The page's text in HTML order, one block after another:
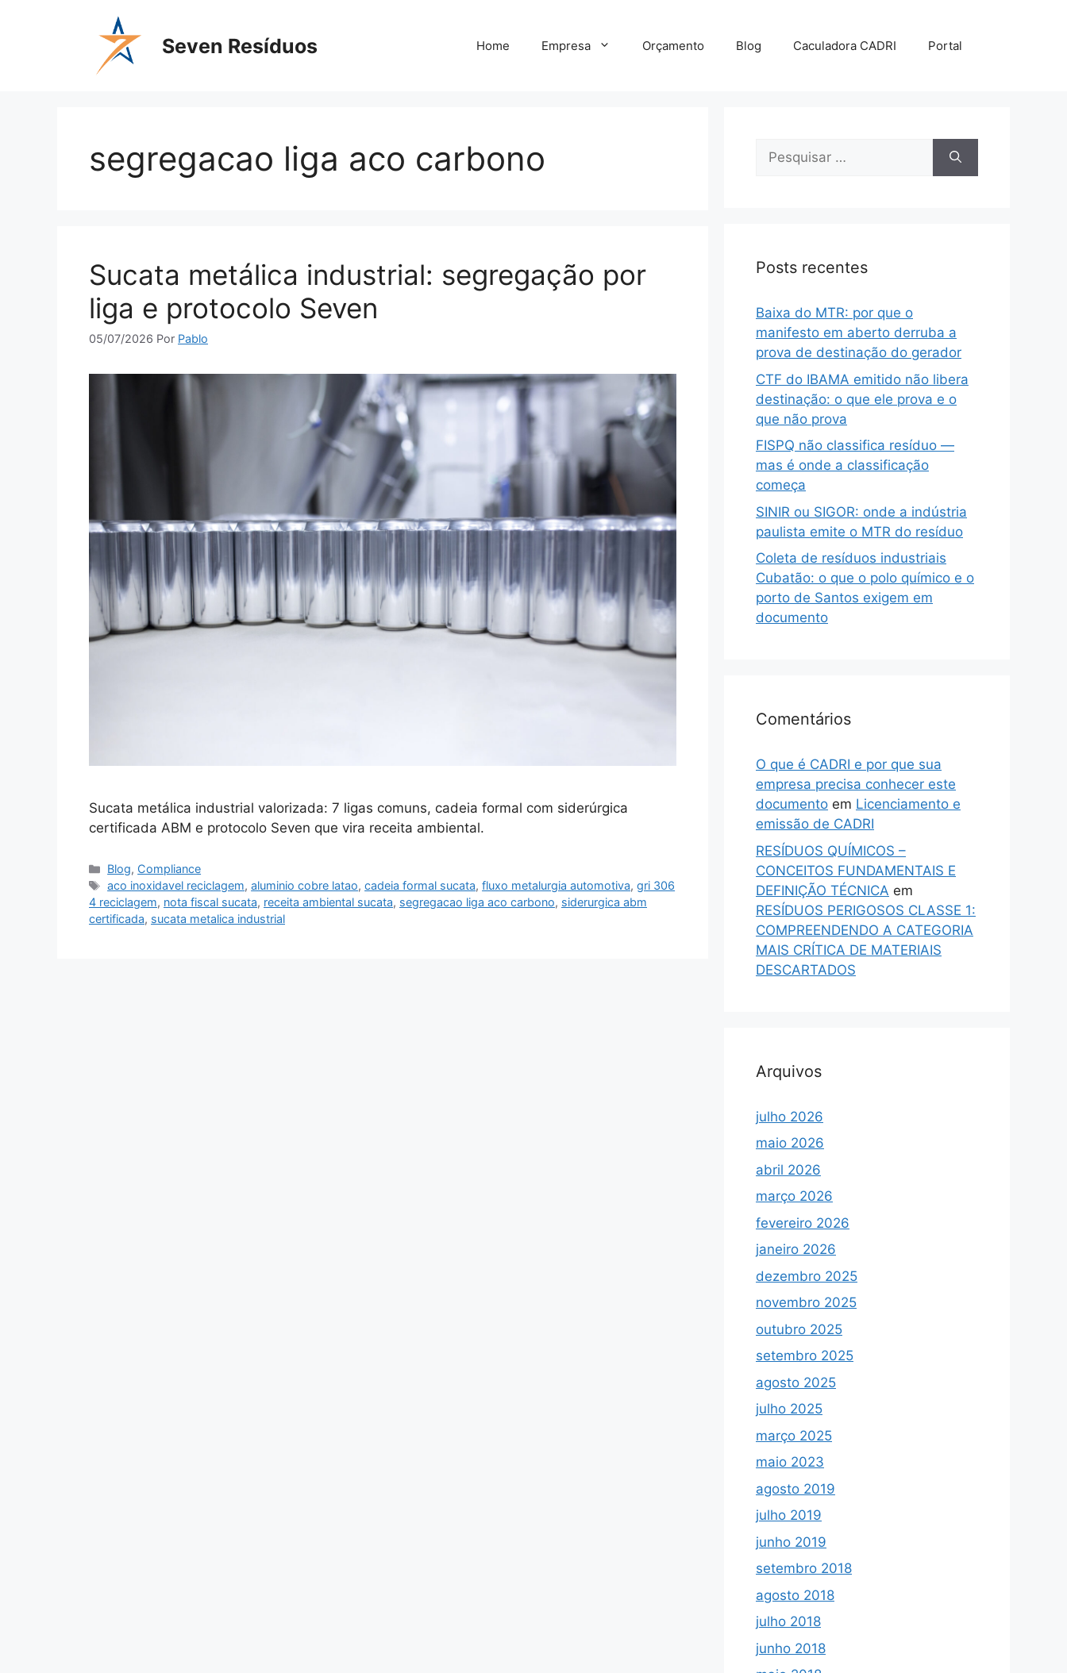
Seven Resíduos Home Empresa Orçamento Blog Caculadora CADRI Portal
segregacao liga aco carbono
Sucata metálica industrial: segregação por
liga e protocolo Seven
05/07/2026 Por Pablo
Sucata metálica industrial valorizada: 7 ligas comuns, cadeia formal com siderúrgica
certificada ABM e protocolo Seven que vira receita ambiental.
Blog, Compliance
aco inoxidavel reciclagem,aluminio cobre latao,cadeia formal sucata,fluxo metalurgia automotiva,gri 306
4 reciclagem, nota fiscal sucata, receita ambiental sucata, segregacao liga aco carbono, siderurgica abm
certificada, sucata metalica industrial
Posts recentes
Baixa do MTR: por que o
manifesto em aberto derruba a
prova de destinação do gerador
CTF do IBAMA emitido não libera
destinação: o que ele prova e o
que não prova
FISPQ não classifica resíduo —
mas é onde a classificação
começa
SINIR ou SIGOR: onde a indústria
paulista emite o MTR do resíduo
Coleta de resíduos industriais
Cubatão: o que o polo químico e o
porto de Santos exigem em
documento
Comentários
O que é CADRI e por que sua
empresa precisa conhecer este
documento em Licenciamento e
emissão de CADRI
RESÍDUOS QUÍMICOS –
CONCEITOS FUNDAMENTAIS E
DEFINIÇÃO TÉCNICA em
RESÍDUOS PERIGOSOS CLASSE 1:
COMPREENDENDO A CATEGORIA
MAIS CRÍTICA DE MATERIAIS
DESCARTADOS
Arquivos
julho 2026
maio 2026
abril 2026
março 2026
fevereiro 2026
janeiro 2026
dezembro 2025
novembro 2025
outubro 2025
setembro 2025
agosto 2025
julho 2025
março 2025
maio 2023
agosto 2019
julho 2019
junho 2019
setembro 2018
agosto 2018
julho 2018
junho 2018